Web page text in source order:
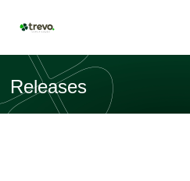
Releases